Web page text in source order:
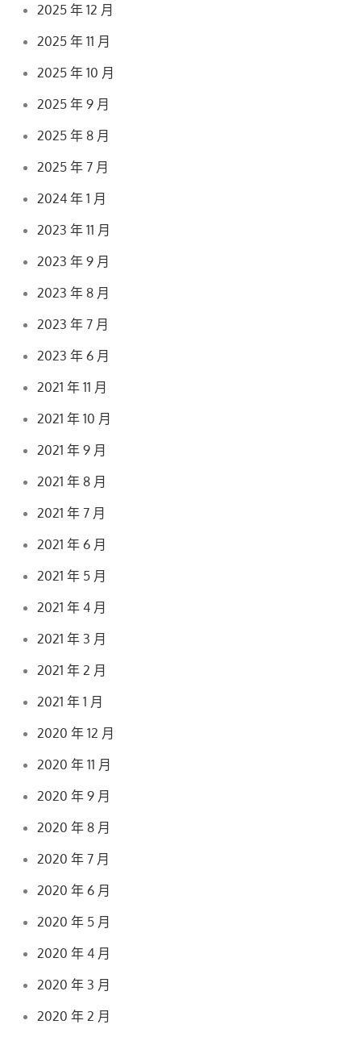
2025 年 12 月
2025 年 11 月
2025 年 10 月
2025 年 9 月
2025 年 8 月
2025 年 7 月
2024 年 1 月
2023 年 11 月
2023 年 9 月
2023 年 8 月
2023 年 7 月
2023 年 6 月
2021 年 11 月
2021 年 10 月
2021 年 9 月
2021 年 8 月
2021 年 7 月
2021 年 6 月
2021 年 5 月
2021 年 4 月
2021 年 3 月
2021 年 2 月
2021 年 1 月
2020 年 12 月
2020 年 11 月
2020 年 9 月
2020 年 8 月
2020 年 7 月
2020 年 6 月
2020 年 5 月
2020 年 4 月
2020 年 3 月
2020 年 2 月